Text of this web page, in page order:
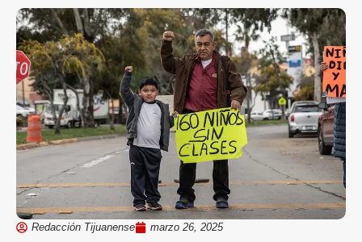
Redacción Tijuanense marzo 26, 2025